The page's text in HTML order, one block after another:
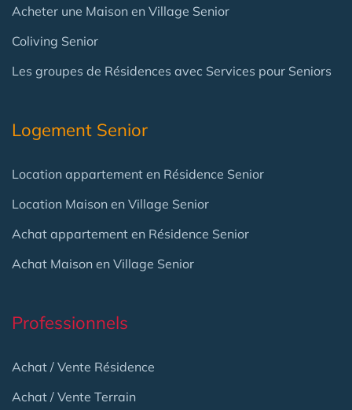
Acheter une Maison en Village Senior
Coliving Senior
Les groupes de Résidences avec Services pour Seniors
Logement Senior
Location appartement en Résidence Senior
Location Maison en Village Senior
Achat appartement en Résidence Senior
Achat Maison en Village Senior
Professionnels
Achat / Vente Résidence
Achat / Vente Terrain